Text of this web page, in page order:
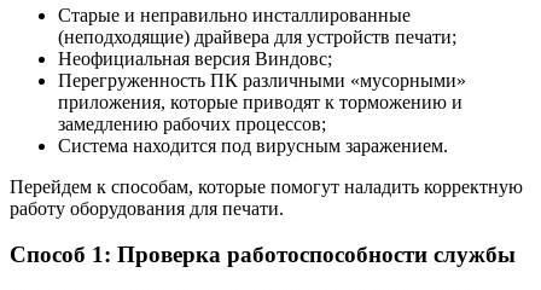
Старые и неправильно инсталлированные
(неподходящие) драйвера для устройств печати;
Неофициальная версия Виндовс;
Перегруженность ПК различными «мусорными»
приложения, которые приводят к торможению и
замедлению рабочих процессов;
Система находится под вирусным заражением.
Перейдем к способам, которые помогут наладить корректную
работу оборудования для печати.
Способ 1: Проверка работоспособности службы